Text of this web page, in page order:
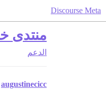
Discourse Meta
منتدى
الدعم
augustinecicc